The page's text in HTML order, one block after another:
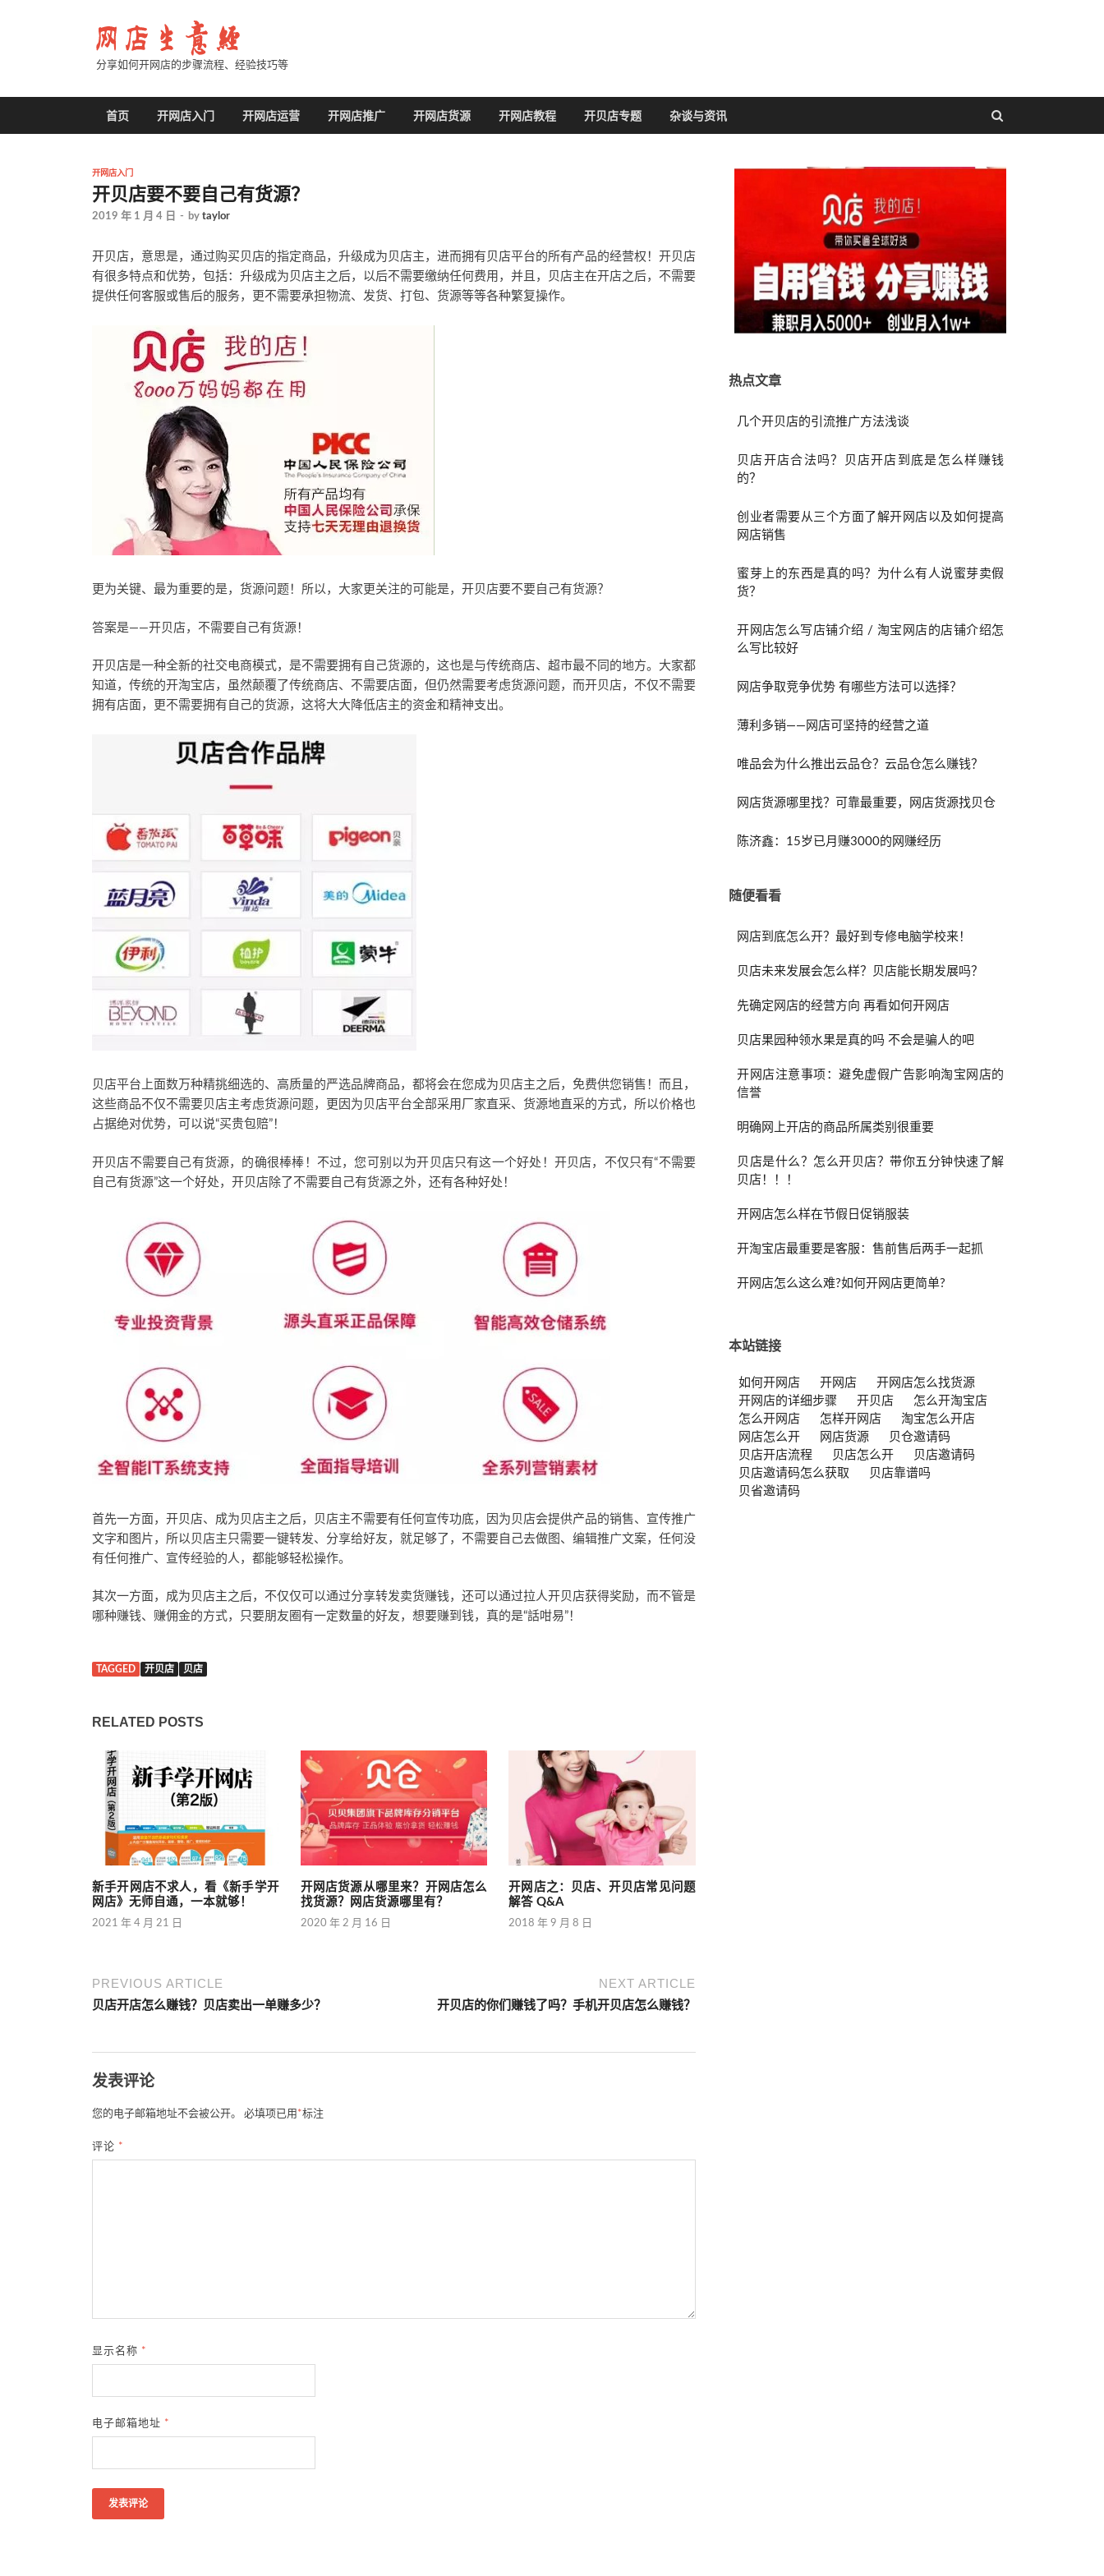
分享如何开网店的步骤流程、经验技巧等
首页 开网店入门 开网店运营 开网店推广 开网店货源 开网店教程 开贝店专题 杂谈与资讯
开网店入门
开贝店要不要自己有货源？
2019 年 1 月 4 日 - by taylor
开贝店，意思是，通过购买贝店的指定商品，升级成为贝店主，进而拥有贝店平台的所有产品的经营权！开贝店
有很多特点和优势，包括：升级成为贝店主之后，以后不需要缴纳任何费用，并且，贝店主在开店之后，不需要
提供任何客服或售后的服务，更不需要承担物流、发货、打包、货源等等各种繁复操作。
更为关键、最为重要的是，货源问题！所以，大家更关注的可能是，开贝店要不要自己有货源？
答案是——开贝店，不需要自己有货源！
开贝店是一种全新的社交电商模式，是不需要拥有自己货源的，这也是与传统商店、超市最不同的地方。大家都
知道，传统的开淘宝店，虽然颠覆了传统商店、不需要店面，但仍然需要考虑货源问题，而开贝店，不仅不需要
拥有店面，更不需要拥有自己的货源，这将大大降低店主的资金和精神支出。
贝店平台上面数万种精挑细选的、高质量的严选品牌商品，都将会在您成为贝店主之后，免费供您销售！而且，
这些商品不仅不需要贝店主考虑货源问题，更因为贝店平台全部采用厂家直采、货源地直采的方式，所以价格也
占据绝对优势，可以说“买贵包赔”！
开贝店不需要自己有货源，的确很棒棒！不过，您可别以为开贝店只有这一个好处！开贝店，不仅只有“不需要
自己有货源”这一个好处，开贝店除了不需要自己有货源之外，还有各种好处！
首先一方面，开贝店、成为贝店主之后，贝店主不需要有任何宣传功底，因为贝店会提供产品的销售、宣传推广
文字和图片，所以贝店主只需要一键转发、分享给好友，就足够了，不需要自己去做图、编辑推广文案，任何没
有任何推广、宣传经验的人，都能够轻松操作。
其次一方面，成为贝店主之后，不仅仅可以通过分享转发卖货赚钱，还可以通过拉人开贝店获得奖励，而不管是
哪种赚钱、赚佣金的方式，只要朋友圈有一定数量的好友，想要赚到钱，真的是“話咁易”！
TAGGED 开贝店 贝店
RELATED POSTS
新手开网店不求人，看《新手学开
网店》无师自通，一本就够！
2021 年 4 月 21 日
开网店货源从哪里来？开网店怎么
找货源？网店货源哪里有？
2020 年 2 月 16 日
开网店之：贝店、开贝店常见问题
解答 Q&A
2018 年 9 月 8 日
PREVIOUS ARTICLE
贝店开店怎么赚钱？贝店卖出一单赚多少？
NEXT ARTICLE
开贝店的你们赚钱了吗？手机开贝店怎么赚钱？
发表评论
您的电子邮箱地址不会被公开。 必填项已用 *标注
评论 *
显示名称 *
电子邮箱地址 *
热点文章
几个开贝店的引流推广方法浅谈
贝店开店合法吗？贝店开店到底是怎么样赚钱
的？
创业者需要从三个方面了解开网店以及如何提高
网店销售
蜜芽上的东西是真的吗？为什么有人说蜜芽卖假
货？
开网店怎么写店铺介绍 / 淘宝网店的店铺介绍怎
么写比较好
网店争取竞争优势 有哪些方法可以选择？
薄利多销——网店可坚持的经营之道
唯品会为什么推出云品仓？云品仓怎么赚钱？
网店货源哪里找？可靠最重要，网店货源找贝仓
陈济鑫：15岁已月赚3000的网赚经历
随便看看
网店到底怎么开？最好到专修电脑学校来！
贝店未来发展会怎么样？贝店能长期发展吗？
先确定网店的经营方向 再看如何开网店
贝店果园种领水果是真的吗 不会是骗人的吧
开网店注意事项：避免虚假广告影响淘宝网店的
信誉
明确网上开店的商品所属类别很重要
贝店是什么？怎么开贝店？带你五分钟快速了解
贝店！！！
开网店怎么样在节假日促销服装
开淘宝店最重要是客服：售前售后两手一起抓
开网店怎么这么难?如何开网店更简单?
本站链接
如何开网店 开网店
开网店怎么找货源
开网店的详细步骤
开贝店
怎么开淘宝店
怎么开网店
怎样开网店
淘宝怎么开店
网店怎么开
网店货源
贝仓邀请码
贝店开店流程
贝店怎么开
贝店邀请码
贝店邀请码怎么获取
贝店靠谱吗
贝省邀请码